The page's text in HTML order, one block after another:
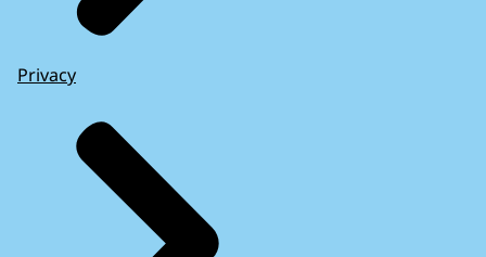
Privacy